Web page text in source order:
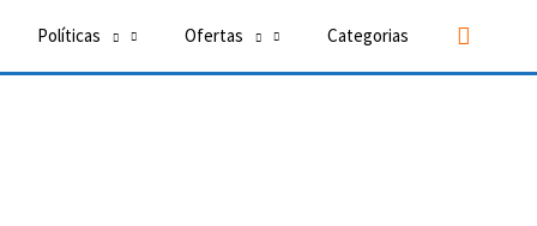
Políticas Ofertas Categorias Buscar